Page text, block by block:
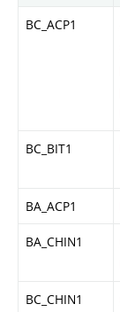
BC_ACP1
BC_BIT1
BA_ACP1
BA_CHIN1
BC_CHIN1